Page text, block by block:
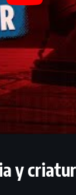
y